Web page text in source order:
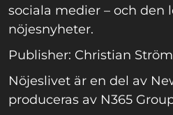
sociala medier – och den
nöjesnyheter.
Publisher: Christian Ström
Nöjeslivet är en del av
produceras av N365